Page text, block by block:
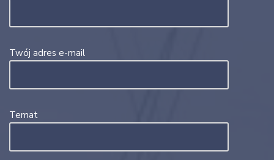
Twój adres e-mail
Temat